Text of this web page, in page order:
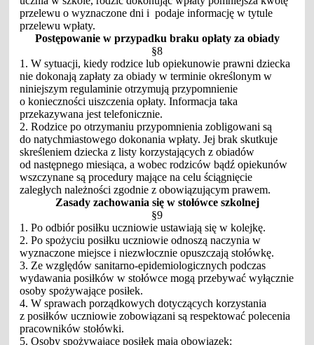
przelewu o wyznaczone dni i podaje informację w tytule
przelewu wpłaty.
Postępowanie w przypadku braku opłaty za obiady
§8
1. W sytuacji, kiedy rodzice lub opiekunowie prawni dziecka
nie dokonają zapłaty za obiady w terminie określonym w
niniejszym regulaminie otrzymują przypomnienie
o konieczności uiszczenia opłaty. Informacja taka
przekazywana jest telefonicznie.
2. Rodzice po otrzymaniu przypomnienia zobligowani są
do natychmiastowego dokonania wpłaty. Jej brak skutkuje
skreśleniem dziecka z listy korzystających z obiadów
od następnego miesiąca, a wobec rodziców bądź opiekunów
wszczynane są procedury mające na celu ściągnięcie
zaległych należności zgodnie z obowiązującym prawem.
Zasady zachowania się w stołówce szkolnej
§9
1. Po odbiór posiłku uczniowie ustawiają się w kolejkę.
2. Po spożyciu posiłku uczniowie odnoszą naczynia w
wyznaczone miejsce i niezwłocznie opuszczają stołówkę.
3. Ze względów sanitarno-epidemiologicznych podczas
wydawania posiłków w stołówce mogą przebywać wyłącznie
osoby spożywające posiłek.
4. W sprawach porządkowych dotyczących korzystania
z posiłków uczniowie zobowiązani są respektować polecenia
pracowników stołówki.
5. Osoby spożywające posiłek maja obowiązek: